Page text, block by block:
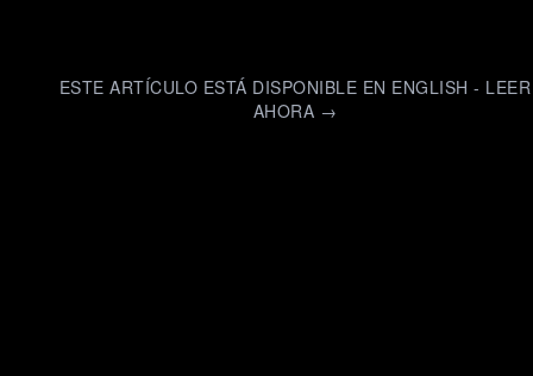
ESTE ARTÍCULO ESTÁ DISPONIBLE EN ENGLISH - LEER
AHORA →